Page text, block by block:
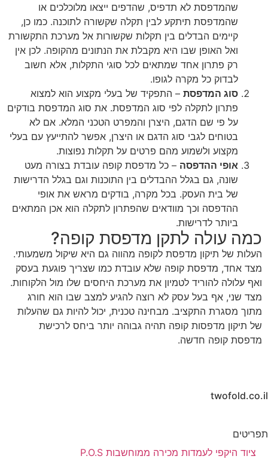
שהמדפסת לא תדפיס, שהדפים ייצאו מלוכלכים או
שהמדפסת תיתקע לבין תקלה שקשורה לתוכנה. כמו כן,
קיימים הבדלים בין תקלות שקשורות אל מערכת התקשורת
ואל האופן שבו היא מקבלת את הנתונים מהקופה. לכן אין
רק פתרון אחד שמתאים לכל סוגי התקלות, אלא חשוב
לבדוק כל מקרה לגופו.
סוג המדפסת – התפקיד של בעלי מקצוע הוא למצוא
פתרון לתקלה לפי סוג המדפסת. את סוג המדפסת בודקים
על פי שם הדגם, היצרן והמפרט הטכני המלא. אם לא
בטוחים לגבי סוג הדגם או היצרן, אפשר להתייעץ עם בעלי
מקצוע ולשמוע מהם פרטים על תקלות נפוצות.
אופי ההדפסה – כל מדפסת קופה עובדת בצורה מעט
שונה, גם בגלל ההבדלים בין התוכנות וגם בגלל הדרישות
של בית העסק. בכל מקרה, בודקים מראש את אופי
ההדפסה וכך מוודאים שהפתרון לתקלה הוא אכן המתאים
ביותר לדרישות.
כמה עולה לתקן מדפסת קופה?
העלות של תיקון מדפסת לקופה מהווה גם היא שיקול משמעותי.
מצד אחד, מדפסת קופה שלא עובדת כמו שצריך פוגעת בעסק
ואף עלולה להוריד לטמיון את מערכת היחסים שלו מול הלקוחות.
מצד שני, אף בעל עסק לא רוצה להגיע למצב שבו הוא חורג
מתוך מסגרת התקציב. מבחינה טכנית, יכול להיות גם שהעלות
של תיקון מדפסות קופה תהיה גבוהה יותר ביחס לרכישת
מדפסת קופה חדשה.
twofold.co.il
תפריטים
ציוד היקפי לעמדות מכירה ממוחשבות P.O.S